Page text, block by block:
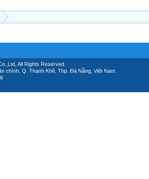
All Rights Reserved.
chính, Q. Thanh Khê, Thp. Đà Nẵng, Việt Nam.